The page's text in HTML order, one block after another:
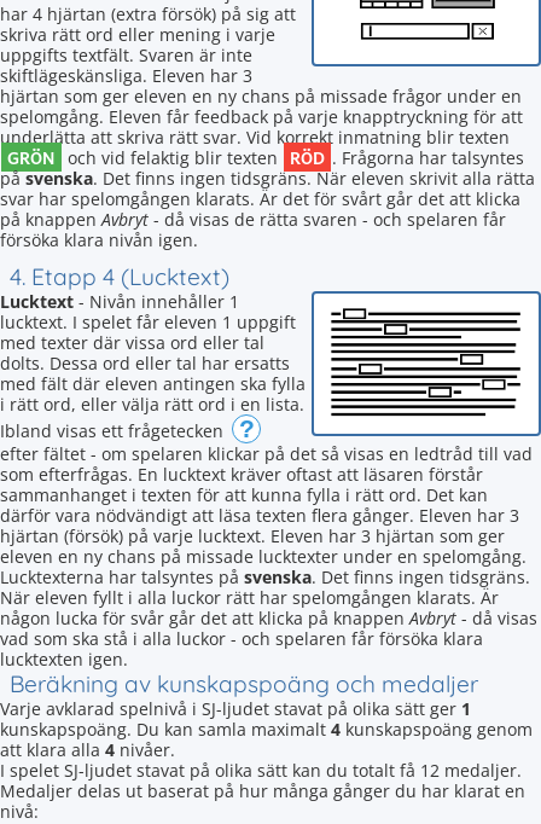
har 4 hjärtan (extra försök) på sig att
skriva rätt ord eller mening i varje
uppgifts textfält. Svaren är inte
skiftlägeskänsliga. Eleven har 3
hjärtan som ger eleven en ny chans på missade frågor under en
spelomgång. Eleven får feedback på varje knapptryckning för att
underlätta att skriva rätt svar. Vid korrekt inmatning blir texten
GRÖN och vid felaktig blir texten RÖD . Frågorna har talsyntes
påsvenska. Det finns ingen tidsgräns. När eleven skrivit alla rätta
svar har spelomgången klarats. Är det för svårt går det att klicka
på knappenAvbryt - då visas de rätta svaren - och spelaren får
försöka klara nivån igen.
4. Etapp 4 (Lucktext)
Lucktext - Nivån innehåller 1
lucktext. I spelet får eleven 1 uppgift
med texter där vissa ord eller tal
dolts. Dessa ord eller tal har ersatts
med fält där eleven antingen ska fylla
i rätt ord, eller välja rätt ord i en lista.
Ibland visas ett frågetecken
?
efter fältet - om spelaren klickar på det så visas en ledtråd till vad
som efterfrågas. En lucktext kräver oftast att läsaren förstår
sammanhanget i texten för att kunna fylla i rätt ord. Det kan
därför vara nödvändigt att läsa texten flera gånger. Eleven har 3
hjärtan (försök) på varje lucktext. Eleven har 3 hjärtan som ger
eleven en ny chans på missade lucktexter under en spelomgång.
Lucktexterna har talsyntes på svenska. Det finns ingen tidsgräns.
När eleven fyllt i alla luckor rätt har spelomgången klarats. Är
någon lucka för svår går det att klicka på knappenAvbryt - då visas
vad som ska stå i alla luckor - och spelaren får försöka klara
lucktexten igen.
Beräkning av kunskapspoäng och medaljer
Varje avklarad spelnivå i SJ-ljudet stavat på olika sätt ger 1
kunskapspoäng. Du kan samla maximalt 4 kunskapspoäng genom
att klara alla 4 nivåer.
I spelet SJ-ljudet stavat på olika sätt kan du totalt få 12 medaljer.
Medaljer delas ut baserat på hur många gånger du har klarat en
nivå: